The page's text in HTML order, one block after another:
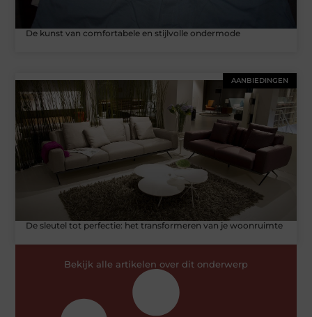
De kunst van comfortabele en stijlvolle ondermode
AANBIEDINGEN
De sleutel tot perfectie: het transformeren van je woonruimte
Bekijk alle artikelen over dit onderwerp